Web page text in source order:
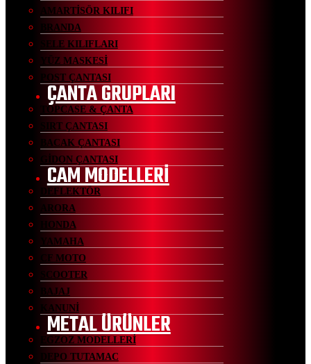
AMARTİSÖR KILIFI
BRANDA
SELE KILIFLARI
YÜZ MASKESİ
POST ÇANTASI
ÇANTA GRUPLARI
TOPCASE & ÇANTA
SIRT ÇANTASI
BACAK ÇANTASI
GİDON ÇANTASI
CAM MODELLERİ
DEFLEKTÖR
ARORA
HONDA
YAMAHA
CF MOTO
SCOOTER
BAJAJ
KANUNİ
METAL ÜRÜNLER
EGZOZ MODELLERİ
DEPO TUTAMAC